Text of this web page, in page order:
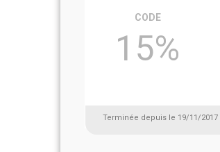
CODE
15%
Terminée depuis le 19/11/2017